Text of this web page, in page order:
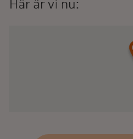
Här är vi nu: